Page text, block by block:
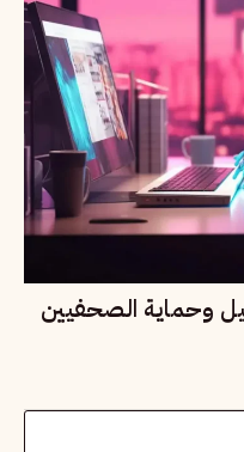
وحماية الصحفيين